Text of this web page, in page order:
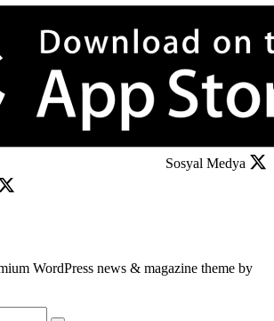
Sosyal Medya
WordPress news & magazine theme by